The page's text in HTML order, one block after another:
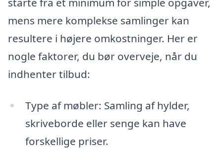
mens mere komplekse samlinger kan
resultere i højere omkostninger. Her er
nogle faktorer, du bør overveje, når du
indhenter tilbud:
Type af møbler: Samling af hylder,
skriveborde eller senge kan have
forskellige priser.